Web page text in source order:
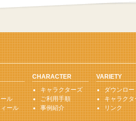
ル
ール
CHARACTER
キャラクターズ
ご利用手順
事例紹介
VARIETY
ダウンロ
キャラク
リンク